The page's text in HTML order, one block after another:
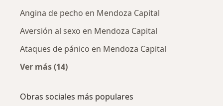
Angina de pecho en Mendoza Capital
Aversión al sexo en Mendoza Capital
Ataques de pánico en Mendoza Capital
Ver más (14)
Obras sociales más populares